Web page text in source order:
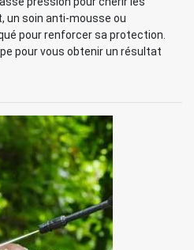
un soin anti-mousse ou
pour renforcer sa protection.
pour vous obtenir un résultat